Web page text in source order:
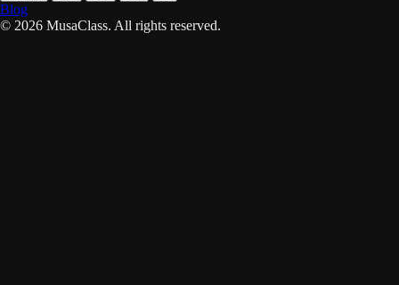
Blog
© 2026 MusaClass. All rights reserved.